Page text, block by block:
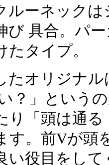
ルーネック
び 具合。パ
たタイプ。
たオリジナ
？」という
り「頭は通
す。前Vが頭
い役目をし